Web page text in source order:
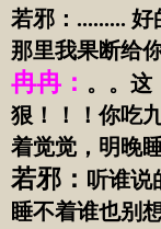
若邪： .........好
那里我果断给
冉冉： 。。这
狠！！！你吃
着觉觉，明晚
若邪： 听谁
睡不着谁也别